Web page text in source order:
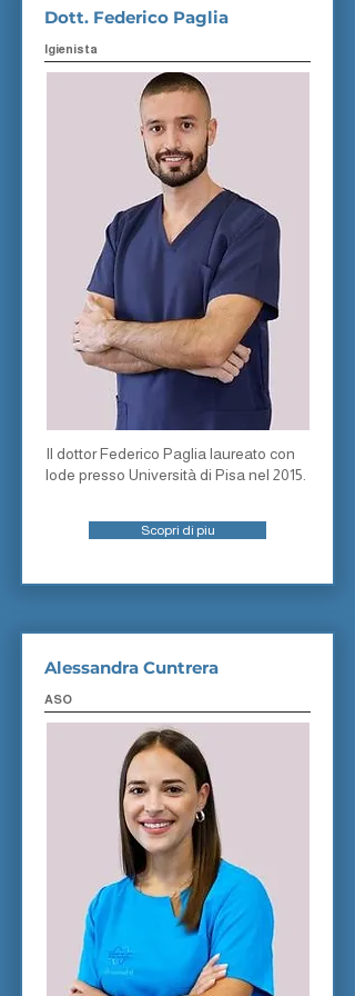
Dott. Federico Paglia
Igienista
Il dottor Federico Paglia laureato con
lode presso Università di Pisa nel 2015.
Scopri di piu
Alessandra Cuntrera
ASO